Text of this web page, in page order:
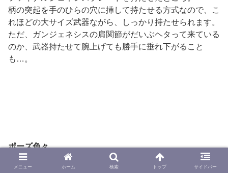
柄の突起を手のひらの穴に挿して持たせる方式なので、こ
れほどの大サイズ武器ながら、しっかり持たせられます。
ただ、ガンジェネシスの肩関節がだいぶヘタって来ている
のか、武器持たせて腕上げても勝手に垂れ下がること
も…。
ポーズ色々
メニュー ホーム 検索 トップ サイドバー